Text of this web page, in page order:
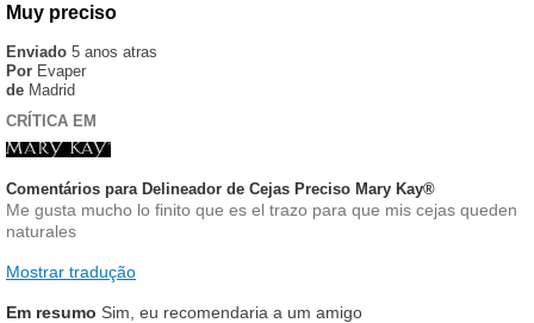
Muy preciso
Enviado 5 anos atras
Por Evaper
de Madrid
CRÍTICA EM
Comentários para Delineador de Cejas Preciso Mary Kay®
Me gusta mucho lo finito que es el trazo para que mis cejas queden
naturales
Mostrar tradução
Em resumo Sim, eu recomendaria a um amigo